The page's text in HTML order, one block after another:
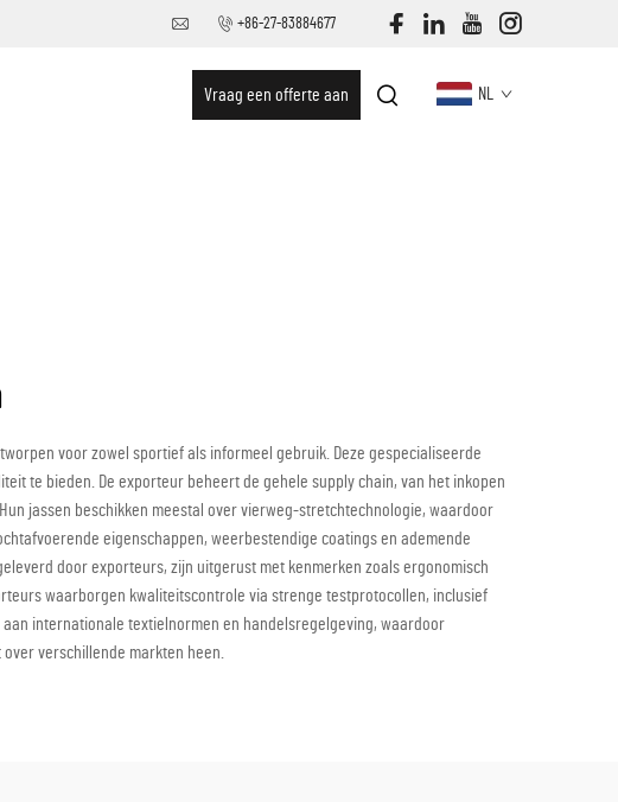
+86-27-83884677
Vraag een offerte aan NL
voor zowel sportief als informeel gebruik. Deze gespecialiseerde
te bieden. De exporteur beheert de gehele supply chain, van het inkopen
jassen beschikken meestal over vierweg-stretchtechnologie, waardoor
eigenschappen, weerbestendige coatings en ademende
door exporteurs, zijn uitgerust met kenmerken zoals ergonomisch
waarborgen kwaliteitscontrole via strenge testprotocollen, inclusief
internationale textielnormen en handelsregelgeving, waardoor
verschillende markten heen.